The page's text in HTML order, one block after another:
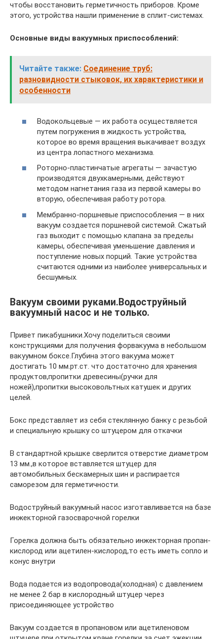
чтобы восстановить герметичность приборов. Кроме
этого, устройства нашли применение в сплит-системах.
Основные виды вакуумных приспособлений:
Читайте также: Соединение труб:
разновидности стыковок, их характеристики и
особенности
Водокольцевые — их работа осуществляется
путем погружения в жидкость устройства,
которое во время вращения выкачивает воздух
из центра лопастного механизма.
Роторно-пластинчатые агрегаты — зачастую
производятся двухкамерными, действуют
методом нагнетания газа из первой камеры во
вторую, обеспечивая работу ротора.
Мембранно-поршневые приспособления — в них
вакуум создается поршневой системой. Сжатый
газ выходит с помощью клапана за пределы
камеры, обеспечивая уменьшение давления и
поступление новых порций. Такие устройства
считаются одними из наиболее универсальных и
бесшумных.
Вакуум своими руками.Водоструйный
вакуумный насос и не только.
Привет пикабушники.Хочу поделиться своими
конструкциями для получения форвакуума в небольшом
вакуумном боксе.Глубина этого вакуума может
достигать 10 мм.рт.ст. что достаточно для хранения
продуктов,пропитки древесины(ручки для
ножей),пропитки высоковольтных катушек и других
целей.
Бокс представляет из себя стеклянную банку с резьбой
и специальную крышку со штуцером для откачки
В стандартной крышке сверлится отверстие диаметром
13 мм.,в которое вставляется штуцер для
автомобильных бескамерных шин и распирается
саморезом для герметичности.
Водоструйный вакуумный насос изготавливается на базе
инжекторной газосварочной горелки
Горелка должна быть обязательно инжекторная пропан-
кислород или ацетилен-кислород,то есть иметь сопло и
конус внутри
Вода подается из водопровода(холодная) с давлением
не менее 2 бар в кислородный штуцер через
присоединяющее устройство
Вакуум создается в пропановом или ацетиленовом